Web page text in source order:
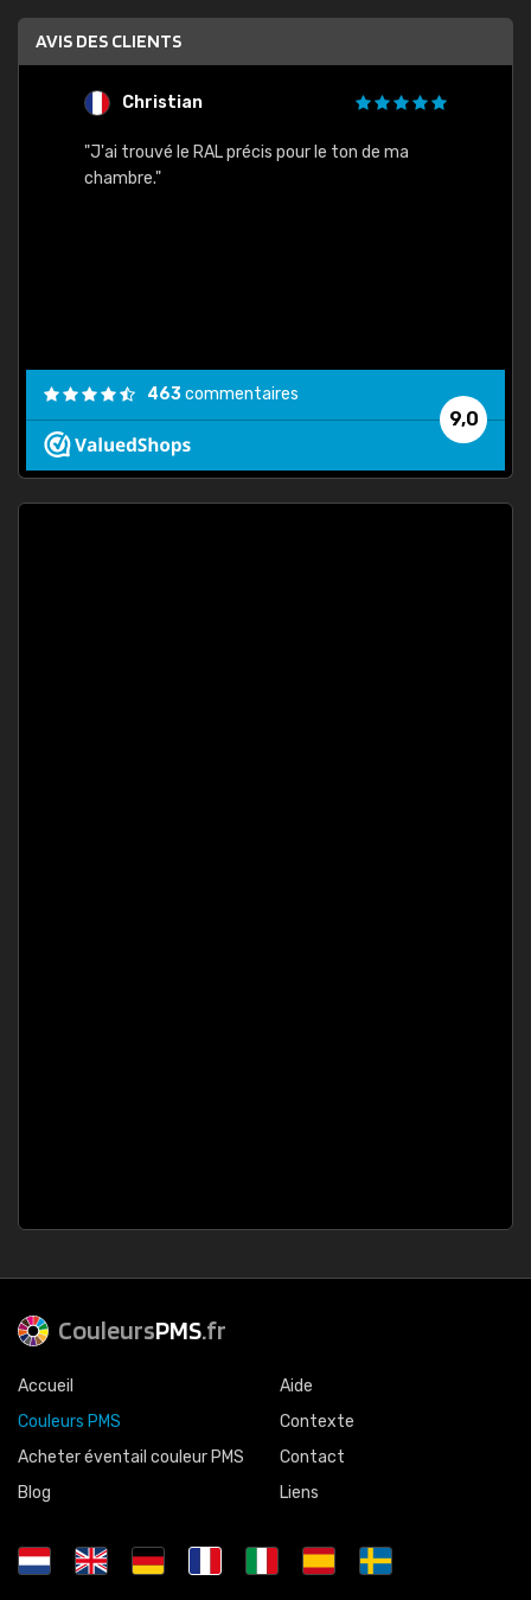
AVIS DES CLIENTS
Christian
"J'ai trouvé le RAL précis pour le ton de ma
chambre."
9,0
463commentaires
CouleursPMS.fr
Accueil
Couleurs PMS
Acheter éventail couleur PMS
Blog
Aide
Contexte
Contact
Liens